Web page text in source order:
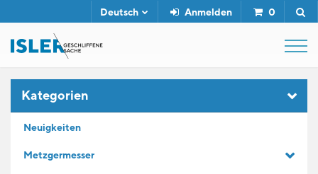
Anmelden 0
Deutsch
Kategorien
Neuigkeiten
Metzgermesser